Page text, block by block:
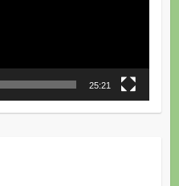
25:21